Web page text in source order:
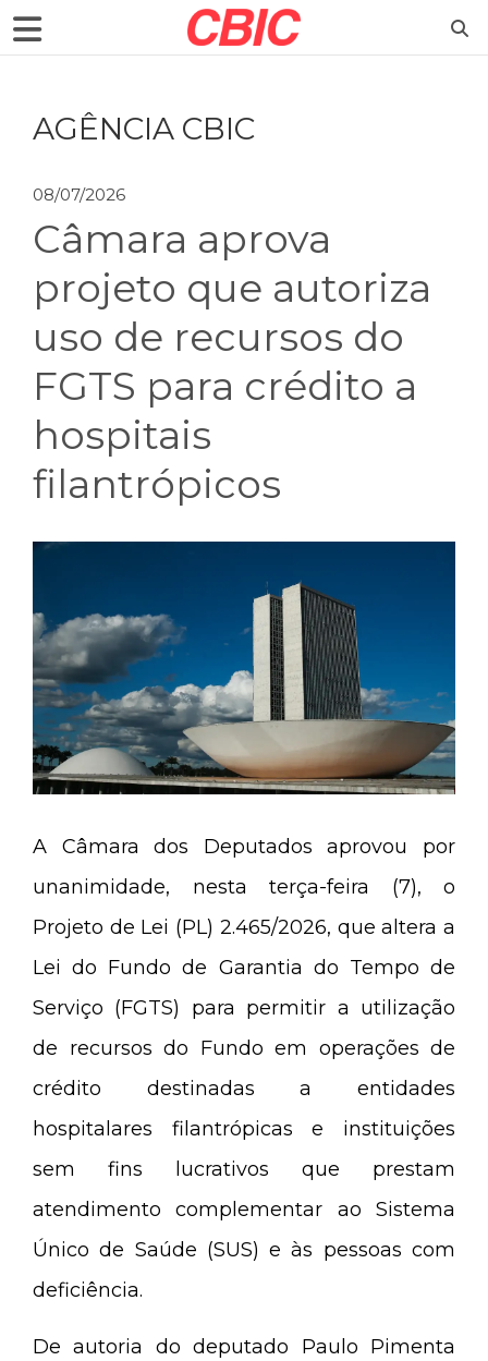
AGÊNCIA CBIC
08/07/2026
Câmara aprova
projeto que autoriza
uso de recursos do
FGTS para crédito a
hospitais
filantrópicos
A Câmara dos Deputados aprovou por
unanimidade, nesta terça-feira (7), o
Projeto de Lei (PL) 2.465/2026, que altera a
Lei do Fundo de Garantia do Tempo de
Serviço (FGTS) para permitir a utilização
de recursos do Fundo em operações de
crédito destinadas a entidades
hospitalares filantrópicas e instituições
sem fins lucrativos que prestam
atendimento complementar ao Sistema
Único de Saúde (SUS) e às pessoas com
deficiência.
De autoria do deputado Paulo Pimenta